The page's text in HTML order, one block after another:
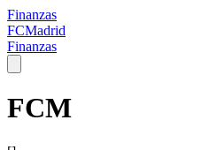
Finanzas
FCMadrid
Finanzas
FCM